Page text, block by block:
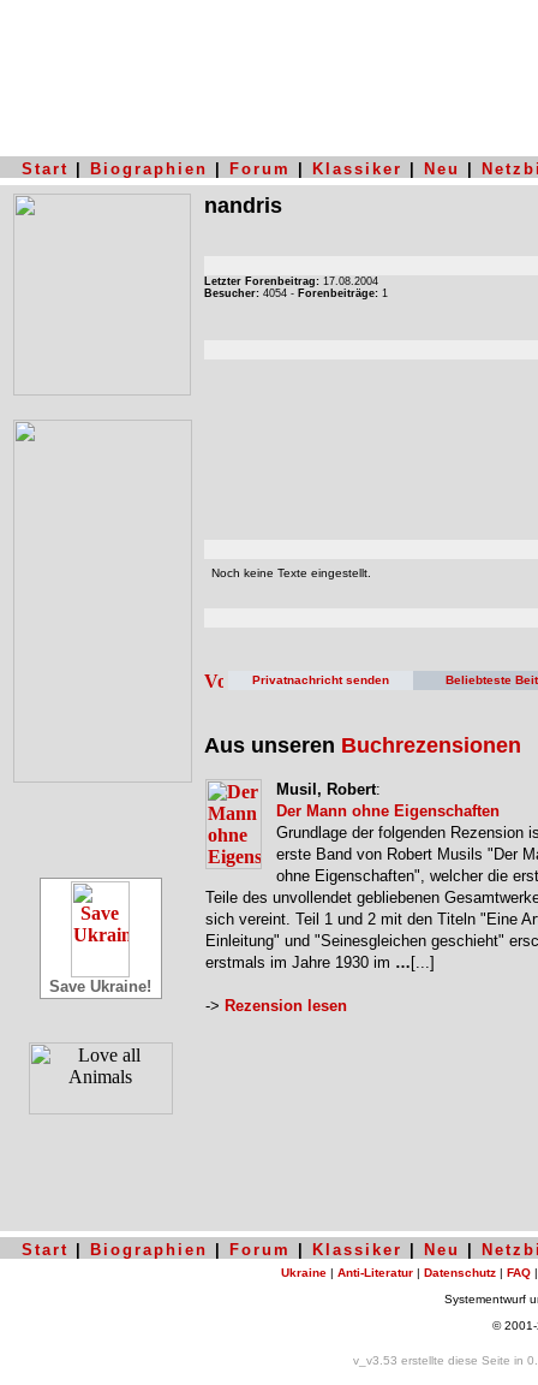
Start Biographien Forum Klassiker Neu
Save Ukraine!
nandris
Letzter Forenbeitrag: 17.08.2004
Besucher: 4054 - Forenbeiträge: 1
Noch keine Texte eingestellt.
Privatnachricht senden Beliebteste
Aus unseren Buchrezensionen
Musil, Robert:
Der Mann ohne Eigenschaften
Grundlage der folgenden Rezension
erste Band von Robert Musils "Der
ohne Eigenschaften", welcher die
Teile des unvollendet gebliebenen
sich vereint. Teil 1 und 2 mit den Titeln "Eine
Einleitung" und "Seinesgleichen geschieht"
erstmals im Jahre 1930 im … [...]
-> Rezension lesen
Start Biographien Forum Klassiker Neu
Ukraine | Anti-Literatur | Datenschutz | FAQ
Systementwurf
©
v_v3.53 erstellte diese Seite in